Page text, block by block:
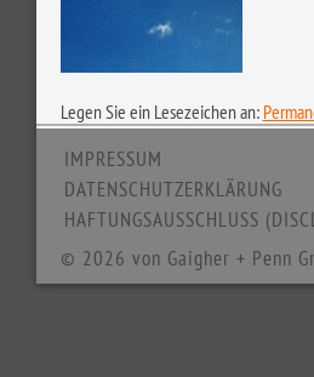
Legen Sie ein Lesezeichen an:
IMPRESSUM
DATENSCHUTZERKLÄRUNG
HAFTUNGSAUSSCHLUSS
© 2026 von Gaigher + Penn